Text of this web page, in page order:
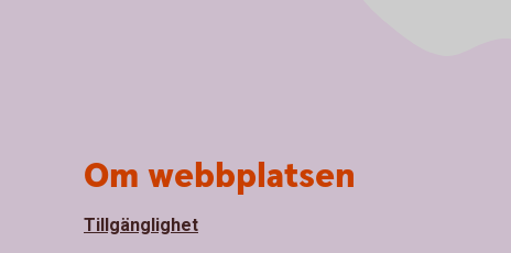
Om webbplatsen
Tillgänglighet